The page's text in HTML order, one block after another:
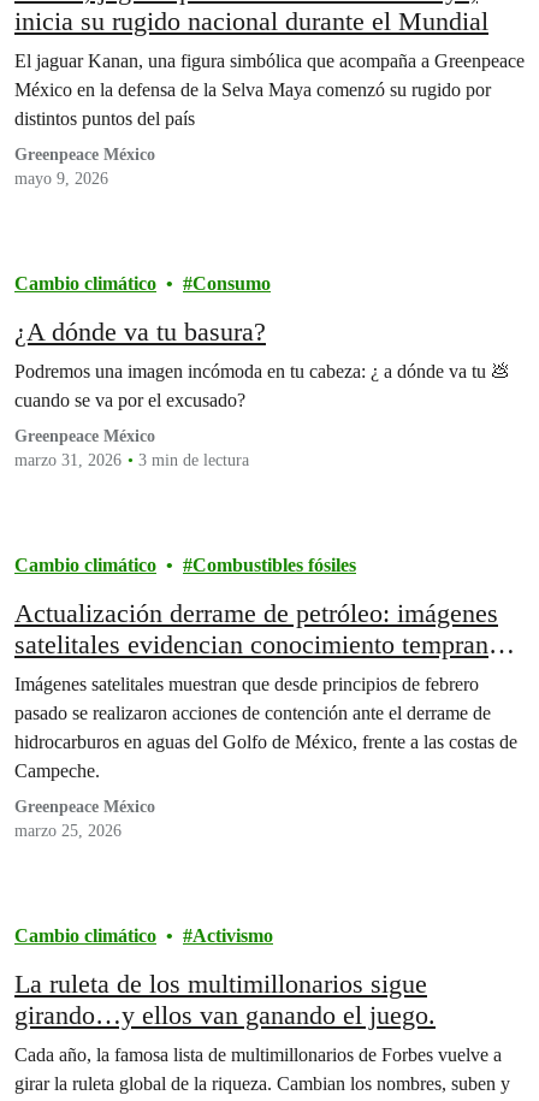
inicia su rugido nacional durante el Mundial
El jaguar Kanan, una figura simbólica que acompaña a Greenpeace
México en la defensa de la Selva Maya comenzó su rugido por
distintos puntos del país
Greenpeace México
mayo 9, 2026
Cambio climático Consumo
¿A dónde va tu basura?
Podremos una imagen incómoda en tu cabeza: ¿ a dónde va tu 💩
cuando se va por el excusado?
Greenpeace México
marzo 31, 2026
3 min de lectura
Cambio climático Combustibles fósiles
Actualización derrame de petróleo: imágenes
satelitales evidencian conocimiento temprano y
opacidad oficial.
Imágenes satelitales muestran que desde principios de febrero
pasado se realizaron acciones de contención ante el derrame de
hidrocarburos en aguas del Golfo de México, frente a las costas de
Campeche.
Greenpeace México
marzo 25, 2026
Cambio climático Activismo
La ruleta de los multimillonarios sigue
girando…y ellos van ganando el juego.
Cada año, la famosa lista de multimillonarios de Forbes vuelve a
girar la ruleta global de la riqueza. Cambian los nombres, suben y